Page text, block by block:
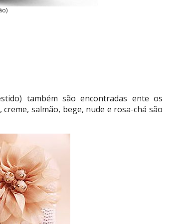
também são encontradas ente os
salmão, bege, nude e rosa-chá são